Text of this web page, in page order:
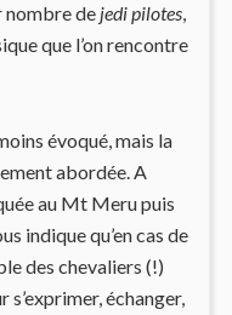
nombre de jedi pilotes,
que l’on rencontre
évoqué, mais la
abordée. A
au Mt Meru puis
indique qu’en cas de
des chevaliers (!)
échanger,